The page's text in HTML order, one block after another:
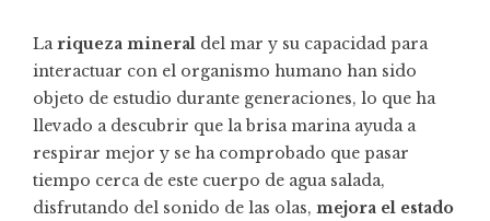
Lariqueza mineral del mar y su capacidad para
interactuar con el organismo humano han sido
objeto de estudio durante generaciones, lo que ha
llevado a descubrir que la brisa marina ayuda a
respirar mejor y se ha comprobado que pasar
tiempo cerca de este cuerpo de agua salada,
disfrutando del sonido de las olas, mejora el estado